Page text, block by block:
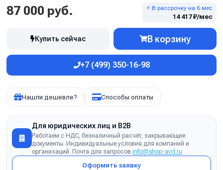
87 000 руб. ⚡ В рассрочку на 6 мес
14 417 ₽/мес
Купить сейчас В корзину
+7 (499) 350-16-98
Нашли дешевле? Способы оплаты
Для юридических лиц и B2B
Работаем с НДС, безналичный расчёт, закрывающие
документы. Индивидуальные условия для компаний и
организаций. Почта для запросов info@shop-avd.ru
Оформить заявку